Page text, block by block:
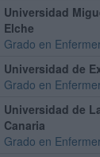
Universidad
Elche
Grado en
Universidad de
Grado en
Universidad de
Canaria
Grado en